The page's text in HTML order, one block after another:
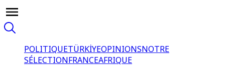
POLITIQUETÜRKİYEOPINIONSNOTRE
SÉLECTIONFRANCEAFRIQUE